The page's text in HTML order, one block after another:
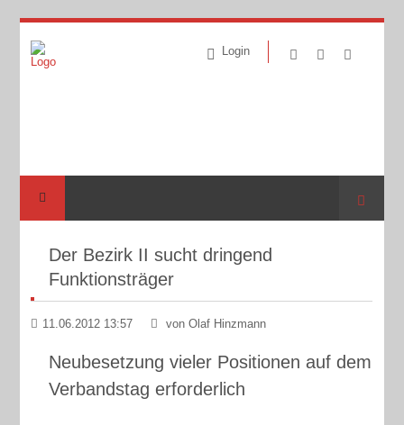
Login
Suche
Der Bezirk II sucht dringend
Funktionsträger
11.06.2012 13:57 von Olaf Hinzmann
Neubesetzung vieler Positionen auf dem
Verbandstag erforderlich